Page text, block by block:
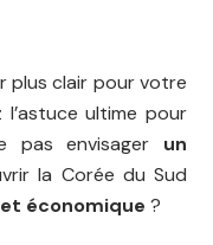
plus clair pour votre
ultime pour
pas envisager un
la Corée du Sud
économique ?